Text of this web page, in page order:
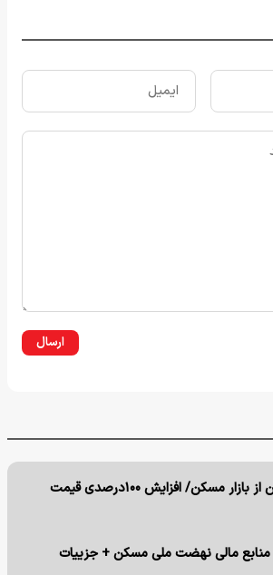
ارسال
عقب‌نشینی سازندگان از بازار مسکن/ افزایش ۱۰۰درصدی قیمت
منابع مالی نهضت ملی مسکن + جزییات